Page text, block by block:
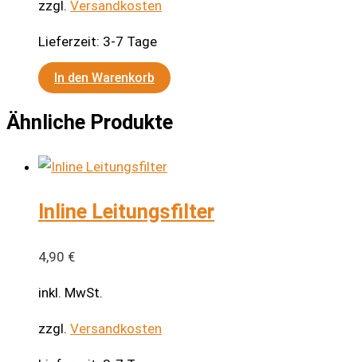
zzgl. Versandkosten
Lieferzeit: 3-7 Tage
In den Warenkorb
Ähnliche Produkte
Inline Leitungsfilter
4,90 €
inkl. MwSt.
zzgl. Versandkosten